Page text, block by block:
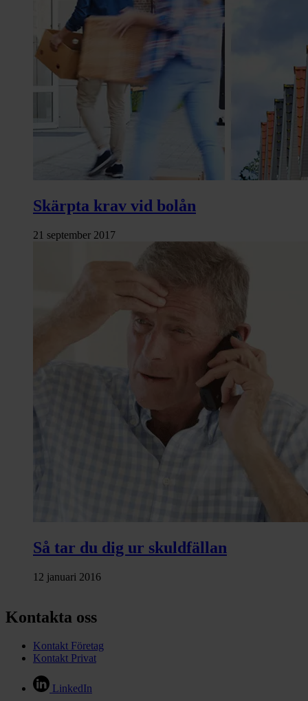
Skärpta krav vid bolån
21 september 2017
Så tar du dig ur skuldfällan
12 januari 2016
Kontakta oss
Kontakt Företag
Kontakt Privat
LinkedIn